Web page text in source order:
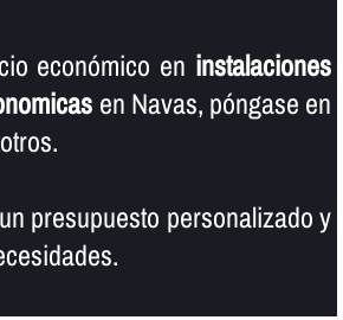
económico en instalaciones
en Navas, póngase en
presupuesto personalizado y